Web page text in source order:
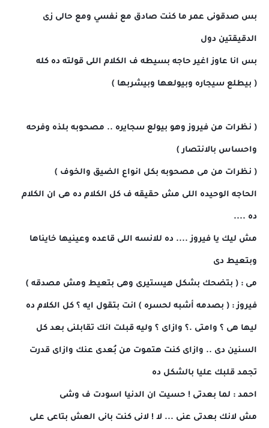
بس صدقونى عمر ما كنت صادق مع نفسي ومع حالى زى
الدقيقتين دول
بس انا عاوز اغير حاجه بسيطه ف الكلام اللى قولته ده كله
( بيطلع سيجاره وبيولعها وبيشربها )
( نظرات من فيروز وهو بيولع سجايره .. مصحوبه بلذه وفرحه
واحساس بالانتصار )
( نظرات من مى مصحوبه بكل انواع الضيق والخوف )
الحاجه الوحيده اللى مش حقيقه ف كل الكلام ده هى ان الكلام
ده ....
مش ليك يا فيروز .... ده للانسه اللى قاعده وعينيها خايناها
وبتعيط دى
مى : ( بتضحك بشكل هيستيرى وهى بتعيط ومش مصدقه )
فيروز : ( بصدمه أشبه لحسره ) انت بتقول ايه ؟ كل الكلام ده
ليها هى ؟ وامتى .؟ وازاى ؟ وليه قبلت انك تقابلنى بعد كل
السنين دى .. وازاى كنت هتموت من بُعدى عنك وازاى قدرت
تجمد قلبك عليا بالشكل ده
احمد : لما بعدتى ! حسيت ان الدنيا اسودت ف وشى
مش لانك بعدتى عنى ... لا ! لانى كنت بانى العش بتاعى على